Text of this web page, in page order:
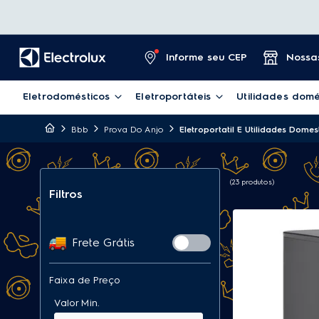
Informe seu CEP
Eletrodomésticos Eletroportáteis Utilidades
Bbb Prova Do Anjo Eletroportatil E Utilidades
Filtros
Frete Grátis
Faixa de Preço
23 produtos